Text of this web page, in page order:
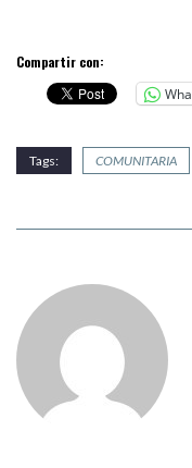
Compartir con:
Tags: COMUNITARIA